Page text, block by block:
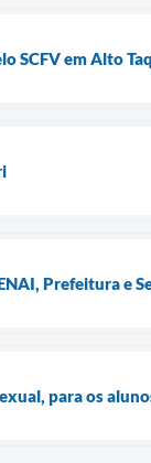
SCFV em Alto
Prefeitura e
para os